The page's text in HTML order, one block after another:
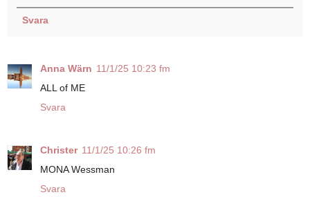
Svara
Anna Wärn 11/1/25 10:23 fm
ALL of ME
Svara
Christer 11/1/25 10:26 fm
MONA Wessman
Svara